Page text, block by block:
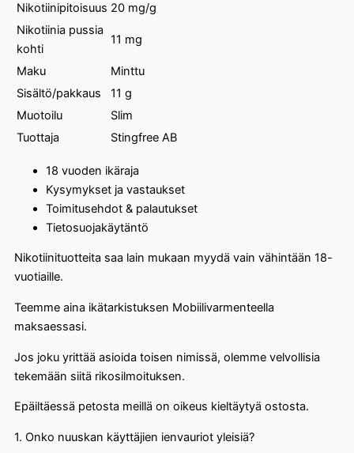
Nikotiinipitoisuus 20 mg/g
Nikotiinia pussia
kohti
11 mg
Maku
Minttu
Sisältö/pakkaus
11 g
Muotoilu
Slim
Tuottaja
Stingfree AB
18 vuoden ikäraja
Kysymykset ja vastaukset
Toimitusehdot & palautukset
Tietosuojakäytäntö
Nikotiinituotteita saa lain mukaan myydä vain vähintään 18-
vuotiaille.
Teemme aina ikätarkistuksen Mobiilivarmenteella
maksaessasi.
Jos joku yrittää asioida toisen nimissä, olemme velvollisia
tekemään siitä rikosilmoituksen.
Epäiltäessä petosta meillä on oikeus kieltäytyä ostosta.
1. Onko nuuskan käyttäjien ienvauriot yleisiä?